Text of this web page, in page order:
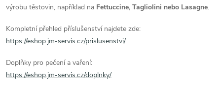
výrobu těstovin, například na Fettuccine, Tagliolini nebo Lasagne.
Kompletní přehled příslušenství najdete zde:
https://eshop.jm-servis.cz/prislusenstvi/
Doplňky pro pečení a vaření:
https://eshop.jm-servis.cz/doplnky/